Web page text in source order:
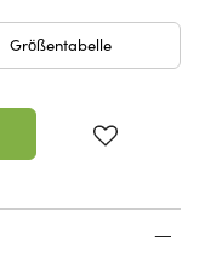
Größentabelle